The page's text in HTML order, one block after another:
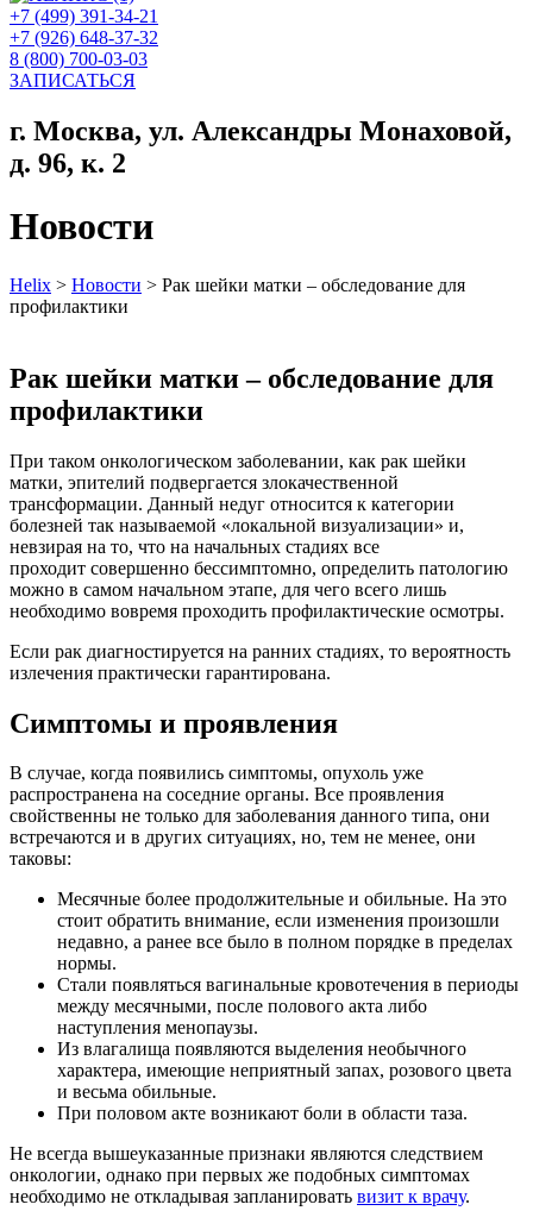
+7 (499) 391-34-21
+7 (926) 648-37-32
8 (800) 700-03-03
ЗАПИСАТЬСЯ
г. Москва, ул. Александры Монаховой,
д. 96, к. 2
Новости
Helix > Новости > Рак шейки матки – обследование для
профилактики
Рак шейки матки – обследование для
профилактики
При таком онкологическом заболевании, как рак шейки
матки, эпителий подвергается злокачественной
трансформации. Данный недуг относится к категории
болезней так называемой «локальной визуализации» и,
невзирая на то, что на начальных стадиях все
проходит совершенно бессимптомно, определить патологию
можно в самом начальном этапе, для чего всего лишь
необходимо вовремя проходить профилактические осмотры.
Если рак диагностируется на ранних стадиях, то вероятность
излечения практически гарантирована.
Симптомы и проявления
В случае, когда появились симптомы, опухоль уже
распространена на соседние органы. Все проявления
свойственны не только для заболевания данного типа, они
встречаются и в других ситуациях, но, тем не менее, они
таковы:
Месячные более продолжительные и обильные. На это
стоит обратить внимание, если изменения произошли
недавно, а ранее все было в полном порядке в пределах
нормы.
Стали появляться вагинальные кровотечения в периоды
между месячными, после полового акта либо
наступления менопаузы.
Из влагалища появляются выделения необычного
характера, имеющие неприятный запах, розового цвета
и весьма обильные.
При половом акте возникают боли в области таза.
Не всегда вышеуказанные признаки являются следствием
онкологии, однако при первых же подобных симптомах
необходимо не откладывая запланировать визит к врачу.